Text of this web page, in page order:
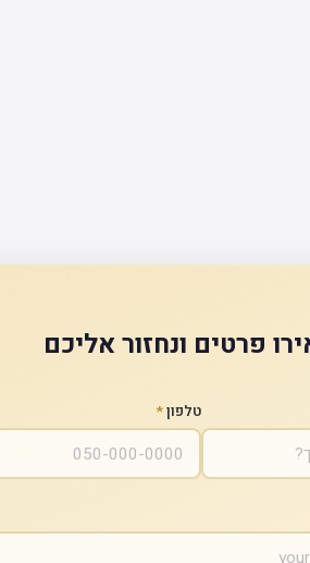
פרטים ונחזור אליכם
טלפון*